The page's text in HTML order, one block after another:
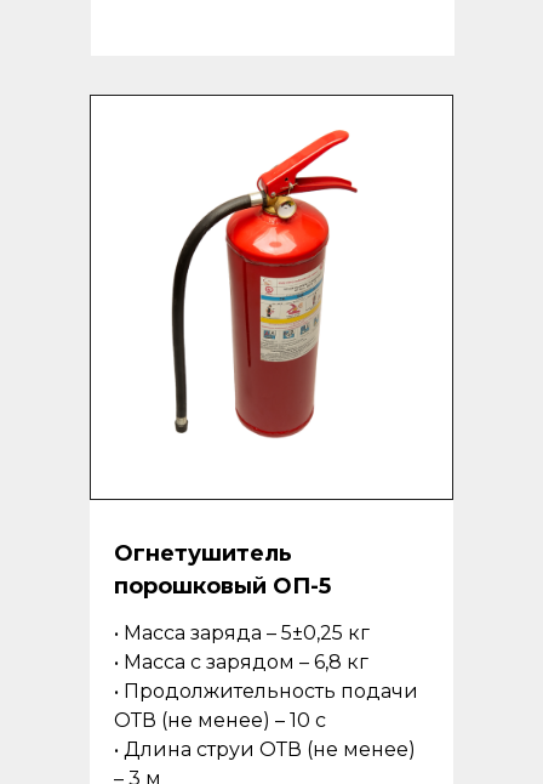
Огнетушитель
порошковый ОП-5
• Масса заряда – 5±0,25 кг
• Масса с зарядом – 6,8 кг
• Продолжительность подачи
ОТВ (не менее) – 10 с
• Длина струи ОТВ (не менее)
– 3 м